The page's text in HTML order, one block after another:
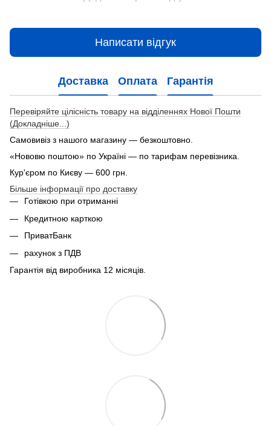
Написати відгук
Доставка Оплата Гарантія
Перевіряйте цілісність товару на відділеннях Нової Пошти
(Докладніше...)
Самовивіз з нашого магазину — безкоштовно.
«Нововю поштою» по Україні — по тарифам перевізника.
Кур'єром по Києву — 600 грн.
Більше інформації про доставку
Готівкою при отриманні
Кредитною карткою
ПриватБанк
рахунок з ПДВ
Гарантія від виробника 12 місяців.